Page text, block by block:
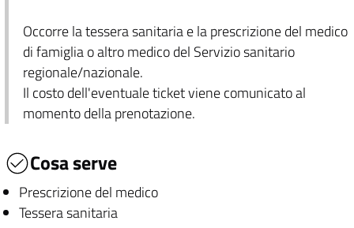
Occorre la tessera sanitaria e la prescrizione del medico
di famiglia o altro medico del Servizio sanitario
regionale/nazionale.
Il costo dell'eventuale ticket viene comunicato al
momento della prenotazione.
Cosa serve
Prescrizione del medico
Tessera sanitaria